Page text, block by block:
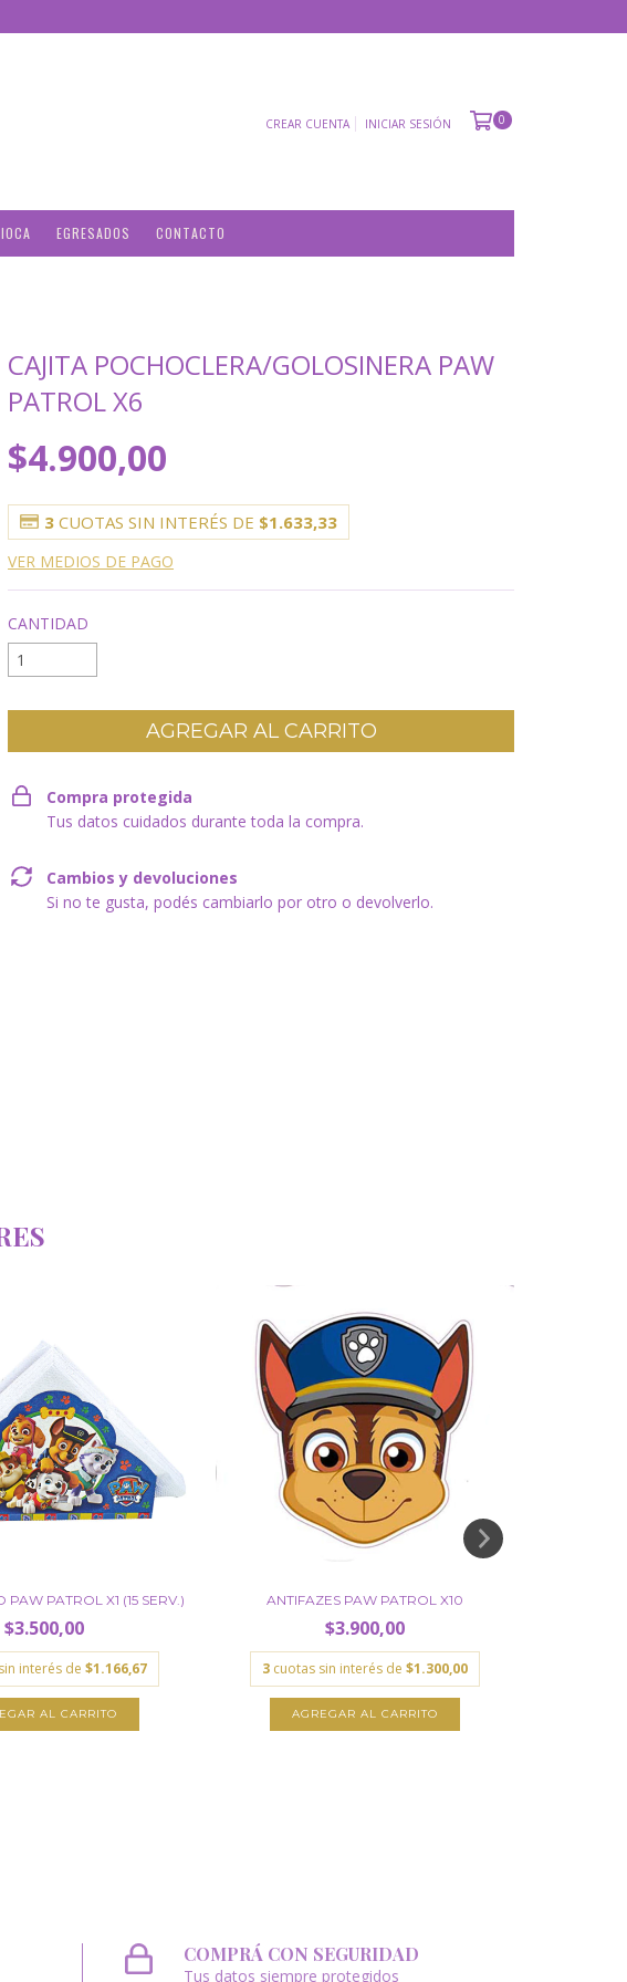
CREAR CUENTA INICIAR SESIÓN 0
EGRESADOS CONTACTO
CAJITA POCHOCLERA/GOLOSINERA PAW
PATROL X6
$4.900,00
3 CUOTAS SIN INTERÉS DE $1.633,33
VER MEDIOS DE PAGO
CANTIDAD
Compra protegida
Tus datos cuidados durante toda la compra.
Cambios y devoluciones
Si no te gusta, podés cambiarlo por otro o devolverlo.
PAW PATROL X1 (15 SERV.)
$3.500,00
interés de $1.166,67
ANTIFAZES PAW PATROL X10
$3.900,00
3 cuotas sin interés de $1.300,00
COMPRÁ CON SEGURIDAD
Tus datos siempre protegidos